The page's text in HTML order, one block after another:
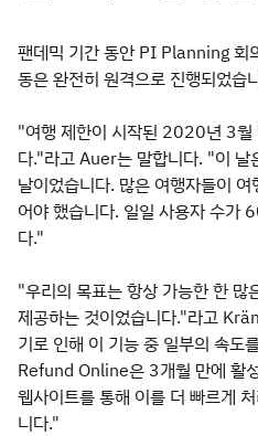
팬데믹 기간 동안 PI Planning 회
동은 완전히 원격으로 진행되었습
"여행 제한이 시작된 2020년 3월
다."라고 Auer는 말합니다. "이 날
날이었습니다. 많은 여행자들이
어야 했습니다. 일일 사용자 수가
다."
"우리의 목표는 항상 가능한 한 많
제공하는 것이었습니다."라고
기로 인해 이 기능 중 일부의 속도
Refund Online은 3개월 만에 활
웹사이트를 통해 이를 더 빠르게
니다."